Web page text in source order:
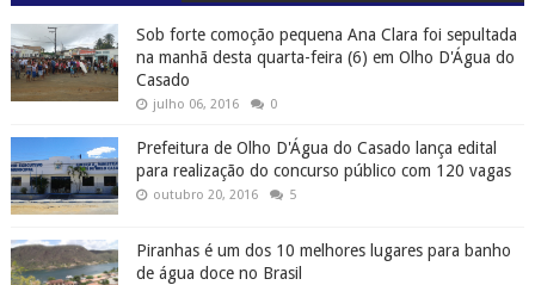
Sob forte comoção pequena Ana Clara foi sepultada
na manhã desta quarta-feira (6) em Olho D'Água do
Casado
julho 06, 2016 0
Prefeitura de Olho D'Água do Casado lança edital
para realização do concurso público com 120 vagas
outubro 20, 2016 5
Piranhas é um dos 10 melhores lugares para banho
de água doce no Brasil